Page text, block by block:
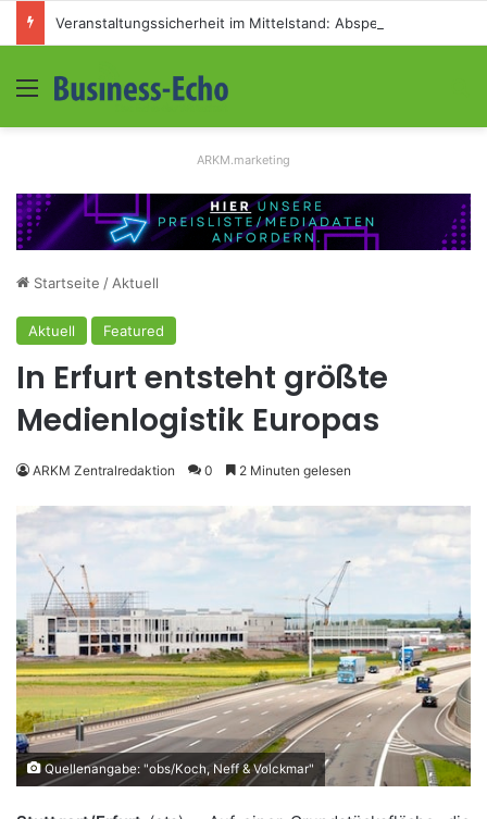
Menü
ARKM.marketing
Startseite / Aktuell
Aktuell Featured
In Erfurt entsteht größte
Medienlogistik Europas
ARKM Zentralredaktion 0 2 Minuten gelesen
Quellenangabe: "obs/Koch, Neff & Volckmar"